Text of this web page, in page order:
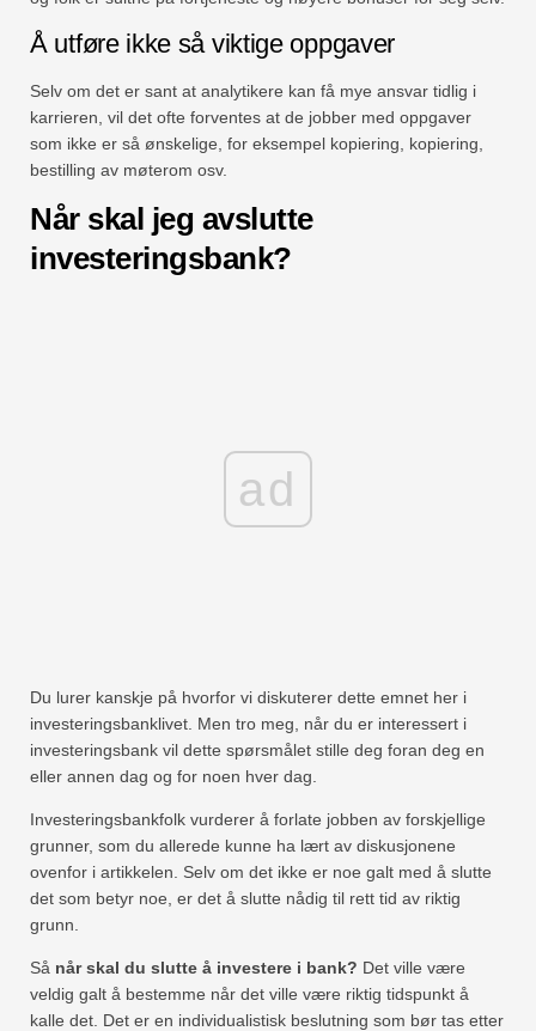
Å utføre ikke så viktige oppgaver
Selv om det er sant at analytikere kan få mye ansvar tidlig i
karrieren, vil det ofte forventes at de jobber med oppgaver
som ikke er så ønskelige, for eksempel kopiering, kopiering,
bestilling av møterom osv.
Når skal jeg avslutte
investeringsbank?
ad
Du lurer kanskje på hvorfor vi diskuterer dette emnet her i
investeringsbanklivet. Men tro meg, når du er interessert i
investeringsbank vil dette spørsmålet stille deg foran deg en
eller annen dag og for noen hver dag.
Investeringsbankfolk vurderer å forlate jobben av forskjellige
grunner, som du allerede kunne ha lært av diskusjonene
ovenfor i artikkelen. Selv om det ikke er noe galt med å slutte
det som betyr noe, er det å slutte nådig til rett tid av riktig
grunn.
Så når skal du slutte å investere i bank? Det ville være
veldig galt å bestemme når det ville være riktig tidspunkt å
kalle det. Det er en individualistisk beslutning som bør tas etter